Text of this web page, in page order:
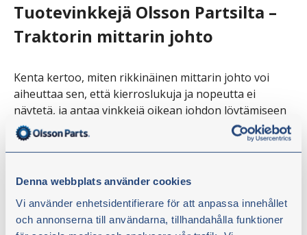
Denna webbplats använder cookies
Vi använder enhetsidentifierare för att anpassa innehållet
och annonserna till användarna, tillhandahålla funktioner
Tuotevinkkejä Olsson Partsilta –
Traktorin mittarin johto
Kenta kertoo, miten rikkinäinen mittarin johto voi
aiheuttaa sen, että kierroslukuja ja nopeutta ei
näytetä, ja antaa vinkkejä oikean johdon löytämiseen
verkkokaupastamme.
myösFacebook,Instagram,YouTube